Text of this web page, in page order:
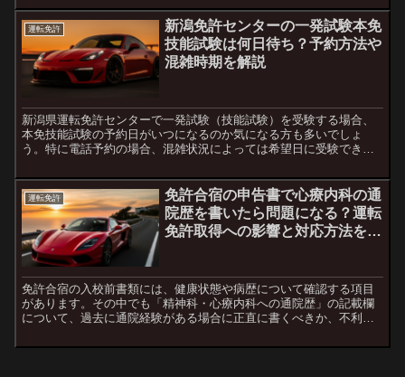
理...
運転免許
新潟免許センターの一発試験本免
技能試験は何日待ち？予約方法や
混雑時期を解説
新潟県運転免許センターで一発試験（技能試験）を受験する場合、
本免技能試験の予約日がいつになるのか気になる方も多いでしょ
う。特に電話予約の場合、混雑状況によっては希望日に受験できな
験...
運転免許
免許合宿の申告書で心療内科の通
院歴を書いたら問題になる？運転
免許取得への影響と対応方法を解
免許合宿の入校前書類には、健康状態や病歴について確認する項目
があります。その中でも「精神科・心療内科への通院歴」の記載欄
について、過去に通院経験がある場合に正直に書くべきか、不利に
健...